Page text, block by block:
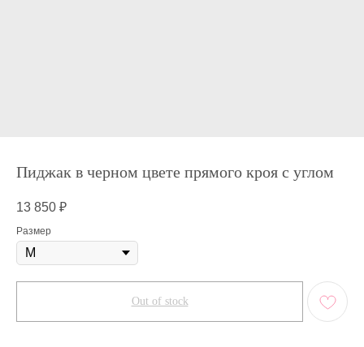
Пиджак в черном цвете прямого кроя с углом
13 850 ₽
Размер
Out of stock